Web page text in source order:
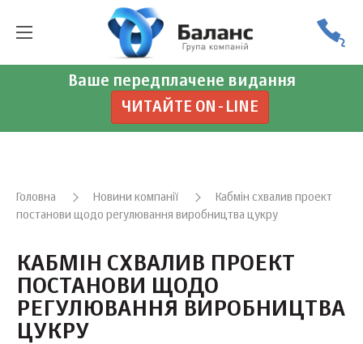
Ваше передплачене видання
ЧИТАЙТЕ ON-LINE
Головна Новини компанії
Кабмін схвалив проект
постанови щодо регулювання виробництва цукру
КАБМІН СХВАЛИВ ПРОЕКТ
ПОСТАНОВИ ЩОДО
РЕГУЛЮВАННЯ ВИРОБНИЦТВА
ЦУКРУ